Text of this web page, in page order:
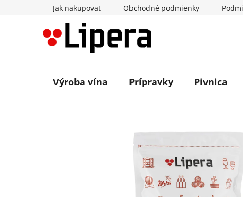
Jak nakupovat Obchodné podmienky
Výroba vína Prípravky Pivnica